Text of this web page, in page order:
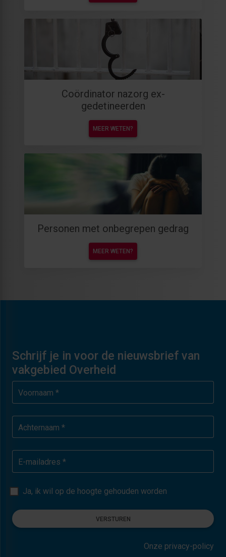
Coördinator nazorg ex-
gedetineerden
MEER WETEN?
Personen met onbegrepen gedrag
MEER WETEN?
Schrijf je in voor de nieuwsbrief van
vakgebied Overheid
Voornaam *
Achternaam *
E-mailadres *
Ja, ik wil op de hoogte gehouden worden
VERSTUREN
Onze privacy-policy